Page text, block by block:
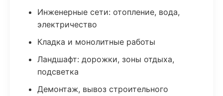
Инженерные сети: отопление, вода,
электричество
Кладка и монолитные работы
Ландшафт: дорожки, зоны отдыха,
подсветка
Демонтаж, вывоз строительного